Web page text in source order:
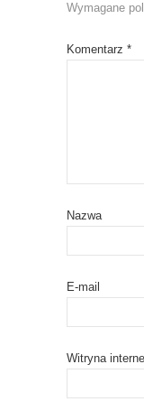
Wymagane
Komentarz *
Nazwa
E-mail
Witryna